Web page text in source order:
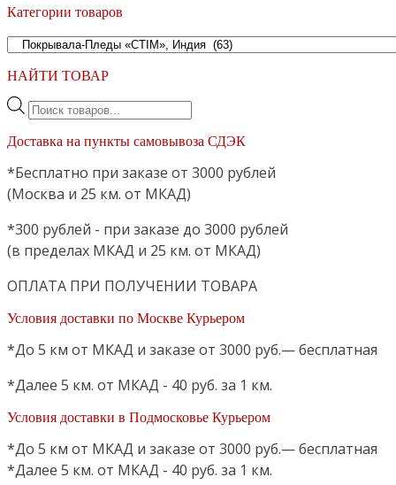
Категории товаров
НАЙТИ ТОВАР
Поиск
Доставка на пункты самовывоза СДЭК
*Бесплатно при заказе от 3000 рублей
(Москва и 25 км. от МКАД)
*300 рублей - при заказе до 3000 рублей
(в пределах МКАД и 25 км. от МКАД)
ОПЛАТА ПРИ ПОЛУЧЕНИИ ТОВАРА
Условия доставки по Москве Курьером
*До 5 км от МКАД и заказе от 3000 руб.— бесплатная
*Далее 5 км. от МКАД - 40 руб. за 1 км.
Условия доставки в Подмосковье Курьером
*До 5 км от МКАД и заказе от 3000 руб.— бесплатная
*Далее 5 км. от МКАД - 40 руб. за 1 км.